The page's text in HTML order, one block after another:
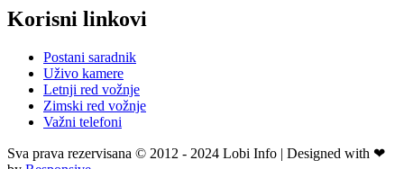
Korisni linkovi
Postani saradnik
Uživo kamere
Letnji red vožnje
Zimski red vožnje
Važni telefoni
Sva prava rezervisana © 2012 - 2024 Lobi Info | Designed with ❤